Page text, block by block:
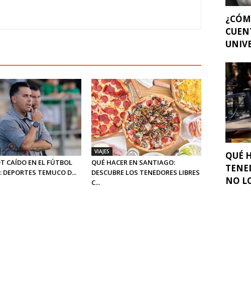
CAÍDO EN EL FÚTBOL
DEPORTES TEMUCO D...
VIAJES
QUÉ HACER EN SANTIAGO:
DESCUBRE LOS TENEDORES LIBRES
C...
QUÉ
NO